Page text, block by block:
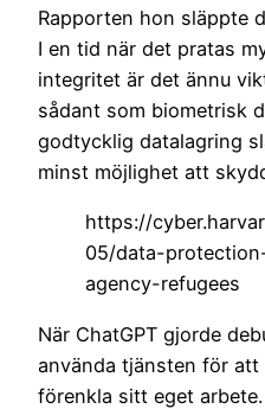
Rapporten hon släppte
I en tid när det pratas
integritet är det ännu
sådant som biometrisk
godtycklig datalagring
minst möjlighet att
https://
05/data-
agency-refugees
När ChatGPT gjorde
använda tjänsten för
förenkla sitt eget